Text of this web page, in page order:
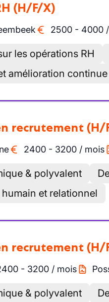
(H/F/X)
2500 - 4000 /
les opérations RH
amélioration continue
recrutement (H/
2400 - 3200 / mois
& polyvalent
et relationnel
recrutement (H/
- 3200 / mois
& polyvalent